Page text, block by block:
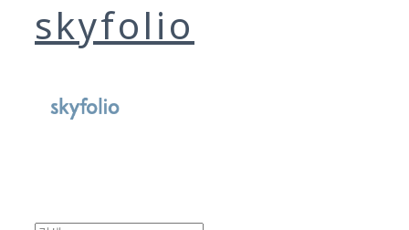
skyfolio